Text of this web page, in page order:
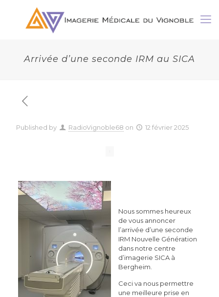
Arrivée d’une seconde IRM au SICA
Published by RadioVignoble68 on 12 février 2025
Nous sommes heureux
de vous annoncer
l’arrivée d’une seconde
IRM Nouvelle Génération
dans notre centre
d’imagerie SICA à
Bergheim.
Ceci va nous permettre
une meilleure prise en